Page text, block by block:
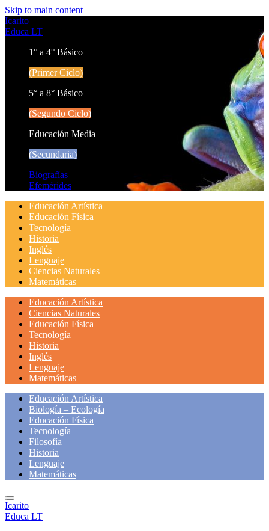
Skip to main content
Icarito
Educa LT
1° a 4° Básico
(Primer Ciclo)
5° a 8° Básico
(Segundo Ciclo)
Educación Media
(Secundaria)
Biografías
Efemérides
Educación Artística
Educación Física
Tecnología
Historia
Inglés
Lenguaje
Ciencias Naturales
Matemáticas
Educación Artística
Ciencias Naturales
Educación Física
Tecnología
Historia
Inglés
Lenguaje
Matemáticas
Educación Artística
Biología – Ecología
Educación Física
Tecnología
Filosofía
Historia
Lenguaje
Matemáticas
Icarito
Educa LT